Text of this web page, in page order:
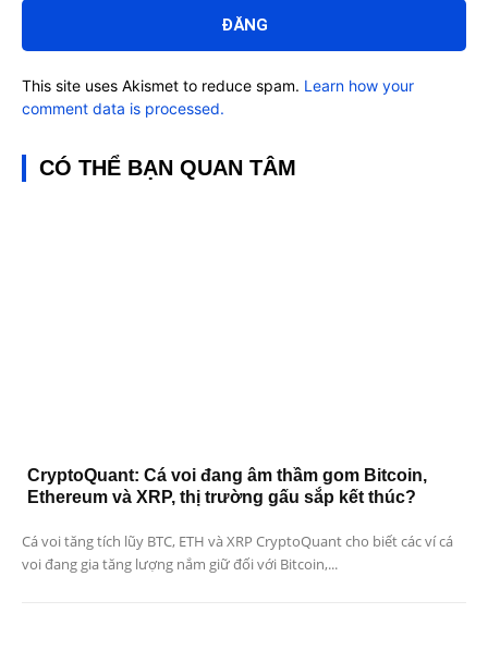
luận:
This site uses Akismet to reduce spam. Learn how your
comment data is processed.
CÓ THỂ BẠN QUAN TÂM
CryptoQuant: Cá voi đang âm thầm gom Bitcoin,
Ethereum và XRP, thị trường gấu sắp kết thúc?
Cá voi tăng tích lũy BTC, ETH và XRP CryptoQuant cho biết các ví cá
voi đang gia tăng lượng nắm giữ đối với Bitcoin,...